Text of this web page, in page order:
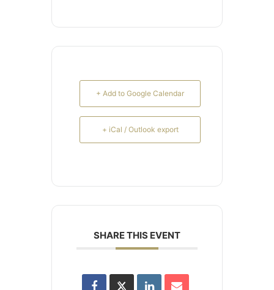
+ Add to Google Calendar
+ iCal / Outlook export
SHARE THIS EVENT